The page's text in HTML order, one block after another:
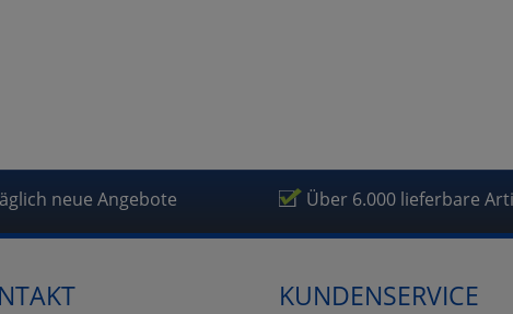
neue Angebote Über 6.000 lieferbare
KUNDENSERVICE